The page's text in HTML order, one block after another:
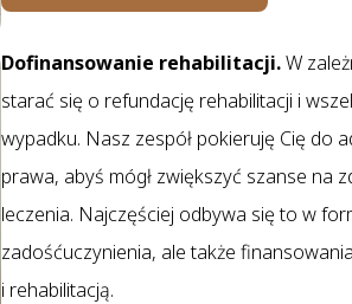
Dofinansowanie rehabilitacji.W
starać się o refundację rehabilitacji i
wypadku. Nasz zespół pokieruję Cię do
prawa, abyś mógł zwiększyć szanse na
leczenia. Najczęściej odbywa się to w
zadośćuczynienia, ale także
i rehabilitacją.